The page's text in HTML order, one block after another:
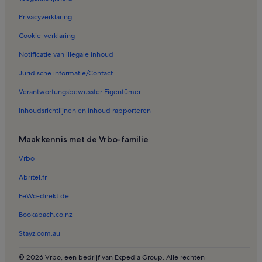
Vakantiehuizen in Sousse Governorate
Vakantiehuizen in Tunis
Vakantiehuizen in Tunis
Vakantiehuizen in Chott Mariem
Vakantiehuizen in Hammamet
Vakantiehuizen in Tozeur
Vakantiehuizen in Sfax
Vakantiehuizen in Hiboun
Privacyverklaring
Cookie-verklaring
Notificatie van illegale inhoud
Juridische informatie/Contact
Verantwortungsbewusster Eigentümer
Inhoudsrichtlijnen en inhoud rapporteren
Maak kennis met de Vrbo-familie
Vrbo
Abritel.fr
FeWo-direkt.de
Bookabach.co.nz
Stayz.com.au
© 2026 Vrbo, een bedrijf van Expedia Group. Alle rechten